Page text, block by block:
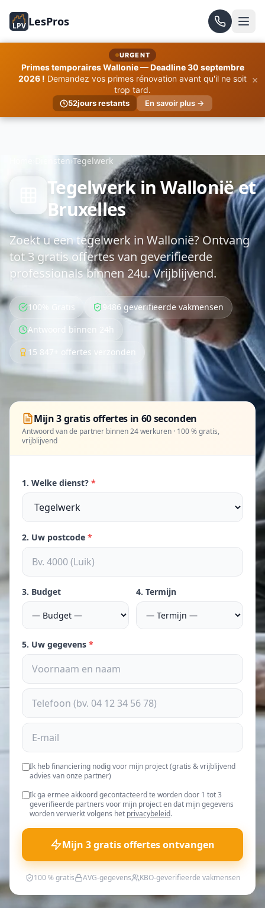
LPV LesPros
URGENT
Primes temporaires Wallonie — Deadline 30 septembre
2026 ! Demandez vos primes rénovation avant qu'il ne soit
trop tard.
52jours restants En savoir plus →
×
Diensten›Tegelwerk
Tegelwerk in Wallonië et
Bruxelles
Zoekt u een tegelwerk in Wallonië? Ontvang
tot 3 gratis offertes van geverifieerde
professionals binnen 24u. Vrijblijvend.
100% Gratis
9486 geverifieerde vakmensen
Antwoord binnen 24h
15 847+ offertes verzonden
Mijn 3 gratis offertes in 60 seconden
Antwoord van de partner binnen 24 werkuren · 100 % gratis,
vrijblijvend
1. Welke dienst? *
2. Uw postcode *
3. Budget 4. Termijn
5. Uw gegevens *
Ik heb financiering nodig voor mijn project (gratis & vrijblijvend
advies van onze partner)
Ik ga ermee akkoord gecontacteerd te worden door 1 tot 3
geverifieerde partners voor mijn project en dat mijn gegevens
worden verwerkt volgens het privacybeleid.
Mijn 3 gratis offertes ontvangen
100 % gratis AVG-gegevens KBO-geverifieerde vakmensen